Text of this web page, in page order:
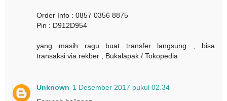
Order Info : 0857 0356 8875
Pin : D912D954
yang masih ragu buat transfer langsung , bisa
transaksi via rekber , Bukalapak / Tokopedia
Unknown 1 Desember 2017 pukul 02.34